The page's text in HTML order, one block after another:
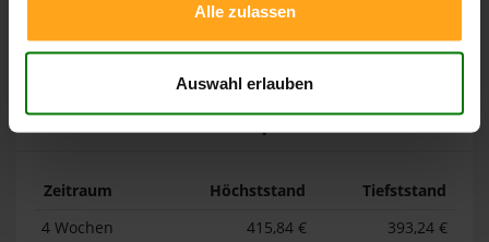
Alle zulassen
Auswahl erlauben
der Höchst- oder Tiefststand im jeweiligen Zeitraum erreicht
wurde.
Lose Holzpellets
Zeitraum Höchststand
Tiefststand
4 Wochen
415,84 € 393,24 €